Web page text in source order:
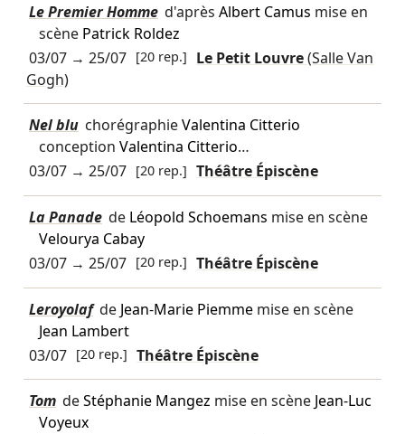
Le Premier Homme d'après Albert Camus mise en
scène Patrick Roldez
03/07→ 25/07 [20 rep.] Le Petit Louvre(Salle Van
Gogh)
Nel blu chorégraphieValentina Citterio
conception Valentina Citterio…
03/07→ 25/07 [20 rep.] Théâtre Épiscène
La Panade de Léopold Schoemans mise en scène
Velourya Cabay
03/07→ 25/07 [20 rep.] Théâtre Épiscène
Leroyolaf de Jean-Marie Piemmemise en scène
Jean Lambert
03/07 [20 rep.] Théâtre Épiscène
Tom deStéphanie Mangez mise en scène Jean-Luc
Voyeux